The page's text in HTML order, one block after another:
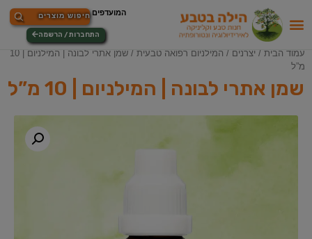
התחברות / הרשמה
עמוד הבית / יצרנים / המילניום רפואה טבעית
/ שמן אתרי לבונה | המילניום | 10
מ”ל
שמן אתרי לבונה | המילניום | 10 מ”ל